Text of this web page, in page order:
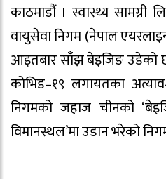
काठमाडौं । स्वास्थ्य सामग्री
वायुसेवा निगम (नेपाल
आइतबार साँझ बेइजिङ उडेको
कोभिड–१९ लगायतका
निगमको जहाज चीनको
विमानस्थल’मा उडान भरेको